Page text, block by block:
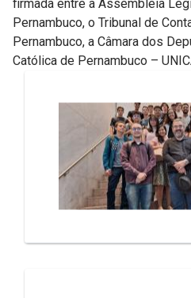
firmada entre a Assembleia
Pernambuco, o Tribunal de
Pernambuco, a Câmara dos
Católica de Pernambuco –